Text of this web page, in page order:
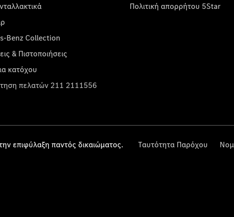
Benz Collection
& Πιστοποιήσεις
κατόχου
πελατών 211 2111556
Πολιτική απορρήτου 5Star
επιφύλαξη παντός δικαιώματος. Ταυτότητα Παρόχου